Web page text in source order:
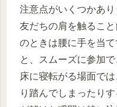
注意点がいくつかあ
友だちの肩を触るこ
のときは腰に手を当
と、スムーズに参加
床に寝転がる場面で
り踏んでしまったり